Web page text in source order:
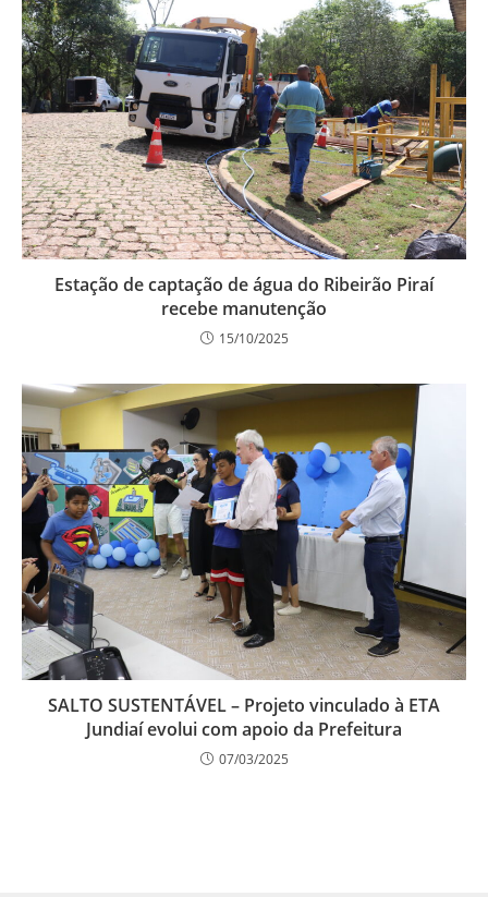
Estação de captação de água do Ribeirão Piraí
recebe manutenção
15/10/2025
SALTO SUSTENTÁVEL – Projeto vinculado à ETA
Jundiaí evolui com apoio da Prefeitura
07/03/2025